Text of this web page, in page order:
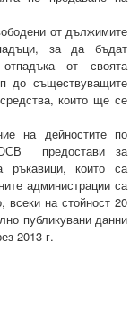
от дължимите
за да бъдат
от своята
до съществуващите
които ще се
на дейностите по
предостави за
които са
администрации са
всеки на стойност 20
публикувани данни
2013 г.